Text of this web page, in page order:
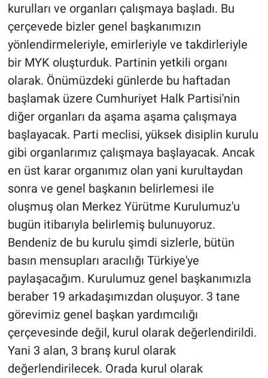
kurulları ve organları çalışmaya başladı. Bu
çerçevede bizler genel başkanımızın
yönlendirmeleriyle, emirleriyle ve takdirleriyle
bir MYK oluşturduk. Partinin yetkili organı
olarak. Önümüzdeki günlerde bu haftadan
başlamak üzere Cumhuriyet Halk Partisi'nin
diğer organları da aşama aşama çalışmaya
başlayacak. Parti meclisi, yüksek disiplin kurulu
gibi organlarımız çalışmaya başlayacak. Ancak
en üst karar organımız olan yani kurultaydan
sonra ve genel başkanın belirlemesi ile
oluşmuş olan Merkez Yürütme Kurulumuz'u
bugün itibarıyla belirlemiş bulunuyoruz.
Bendeniz de bu kurulu şimdi sizlerle, bütün
basın mensupları aracılığı Türkiye'ye
paylaşacağım. Kurulumuz genel başkanımızla
beraber 19 arkadaşımızdan oluşuyor. 3 tane
görevimiz genel başkan yardımcılığı
çerçevesinde değil, kurul olarak değerlendirildi.
Yani 3 alan, 3 branş kurul olarak
değerlendirilecek. Orada kurul olarak